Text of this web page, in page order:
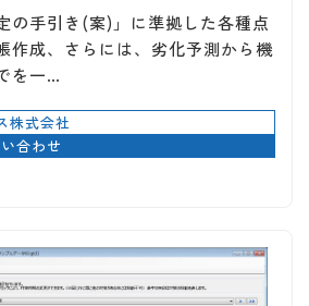
の手引き(案)」に準拠した各種点
作成、さらには、劣化予測から機
を一…
株式会社
合わせ